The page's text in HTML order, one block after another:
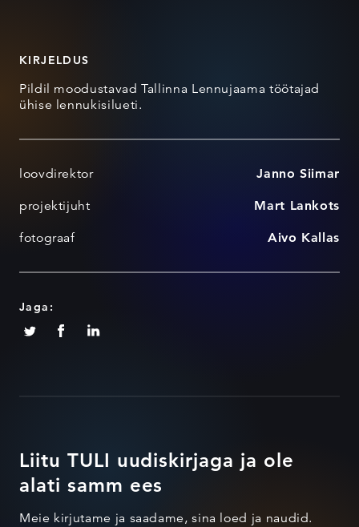
KIRJELDUS
Pildil moodustavad Tallinna Lennujaama töötajad
ühise lennukisilueti.
loovdirektor Janno Siimar
projektijuht Mart Lankots
fotograaf Aivo Kallas
Jaga:
Liitu TULI uudiskirjaga ja ole
alati samm ees
Meie kirjutame ja saadame, sina loed ja naudid.